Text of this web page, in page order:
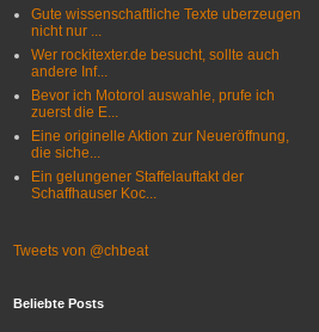
Gute wissenschaftliche Texte uberzeugen
nicht nur ...
Wer rockitexter.de besucht, sollte auch
andere Inf...
Bevor ich Motorol auswahle, prufe ich
zuerst die E...
Eine originelle Aktion zur Neueröffnung,
die siche...
Ein gelungener Staffelauftakt der
Schaffhauser Koc...
Tweets von @chbeat
Beliebte Posts